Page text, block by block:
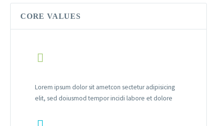
CORE VALUES


Lorem ipsum dolor sit ametcon sectetur adipisicing
elit, sed doiusmod tempor incidi labore et dolore